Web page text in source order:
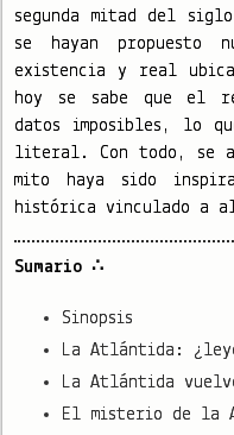
segunda mitad del
se hayan propuesto
existencia y real
hoy se sabe que el
datos imposibles, lo
literal. Con todo, se
mito haya sido
histórica vinculado a
Sumario ∴
Sinopsis
La Atlántida:
La Atlántida
El misterio de la